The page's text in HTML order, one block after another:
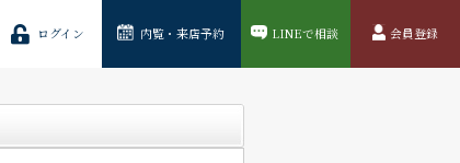
ログイン 内覧・来店予約 LINEで相談 会員登録